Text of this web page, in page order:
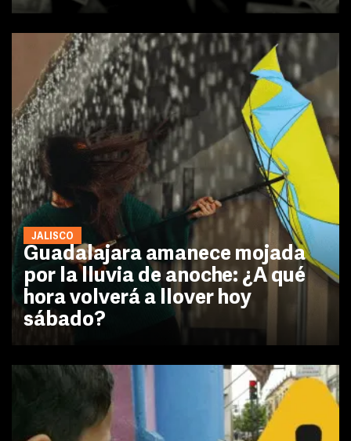
JALISCO
Guadalajara amanece mojada
por la lluvia de anoche: ¿A qué
hora volverá a llover hoy
sábado?